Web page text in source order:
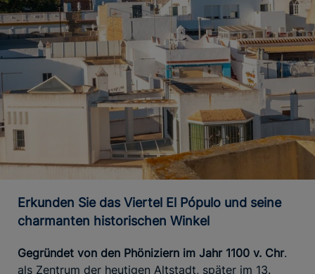
Erkunden Sie das Viertel El Pópulo und seine
charmanten historischen Winkel
Gegründet von den Phöniziern im Jahr 1100 v. Chr.
als Zentrum der heutigen Altstadt, später im 13.